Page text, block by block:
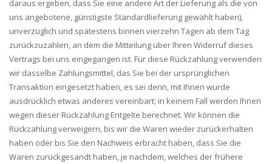
daraus ergeben, dass Sie eine andere Art der Lieferung als die von
uns angebotene, günstigste Standardlieferung gewählt haben),
unverzüglich und spätestens binnen vierzehn Tagen ab dem Tag
zurückzuzahlen, an dem die Mitteilung über Ihren Widerruf dieses
Vertrags bei uns eingegangen ist. Für diese Rückzahlung verwenden
wir dasselbe Zahlungsmittel, das Sie bei der ursprünglichen
Transaktion eingesetzt haben, es sei denn, mit Ihnen wurde
ausdrücklich etwas anderes vereinbart; in keinem Fall werden Ihnen
wegen dieser Rückzahlung Entgelte berechnet. Wir können die
Rückzahlung verweigern, bis wir die Waren wieder zurückerhalten
haben oder bis Sie den Nachweis erbracht haben, dass Sie die
Waren zurückgesandt haben, je nachdem, welches der frühere